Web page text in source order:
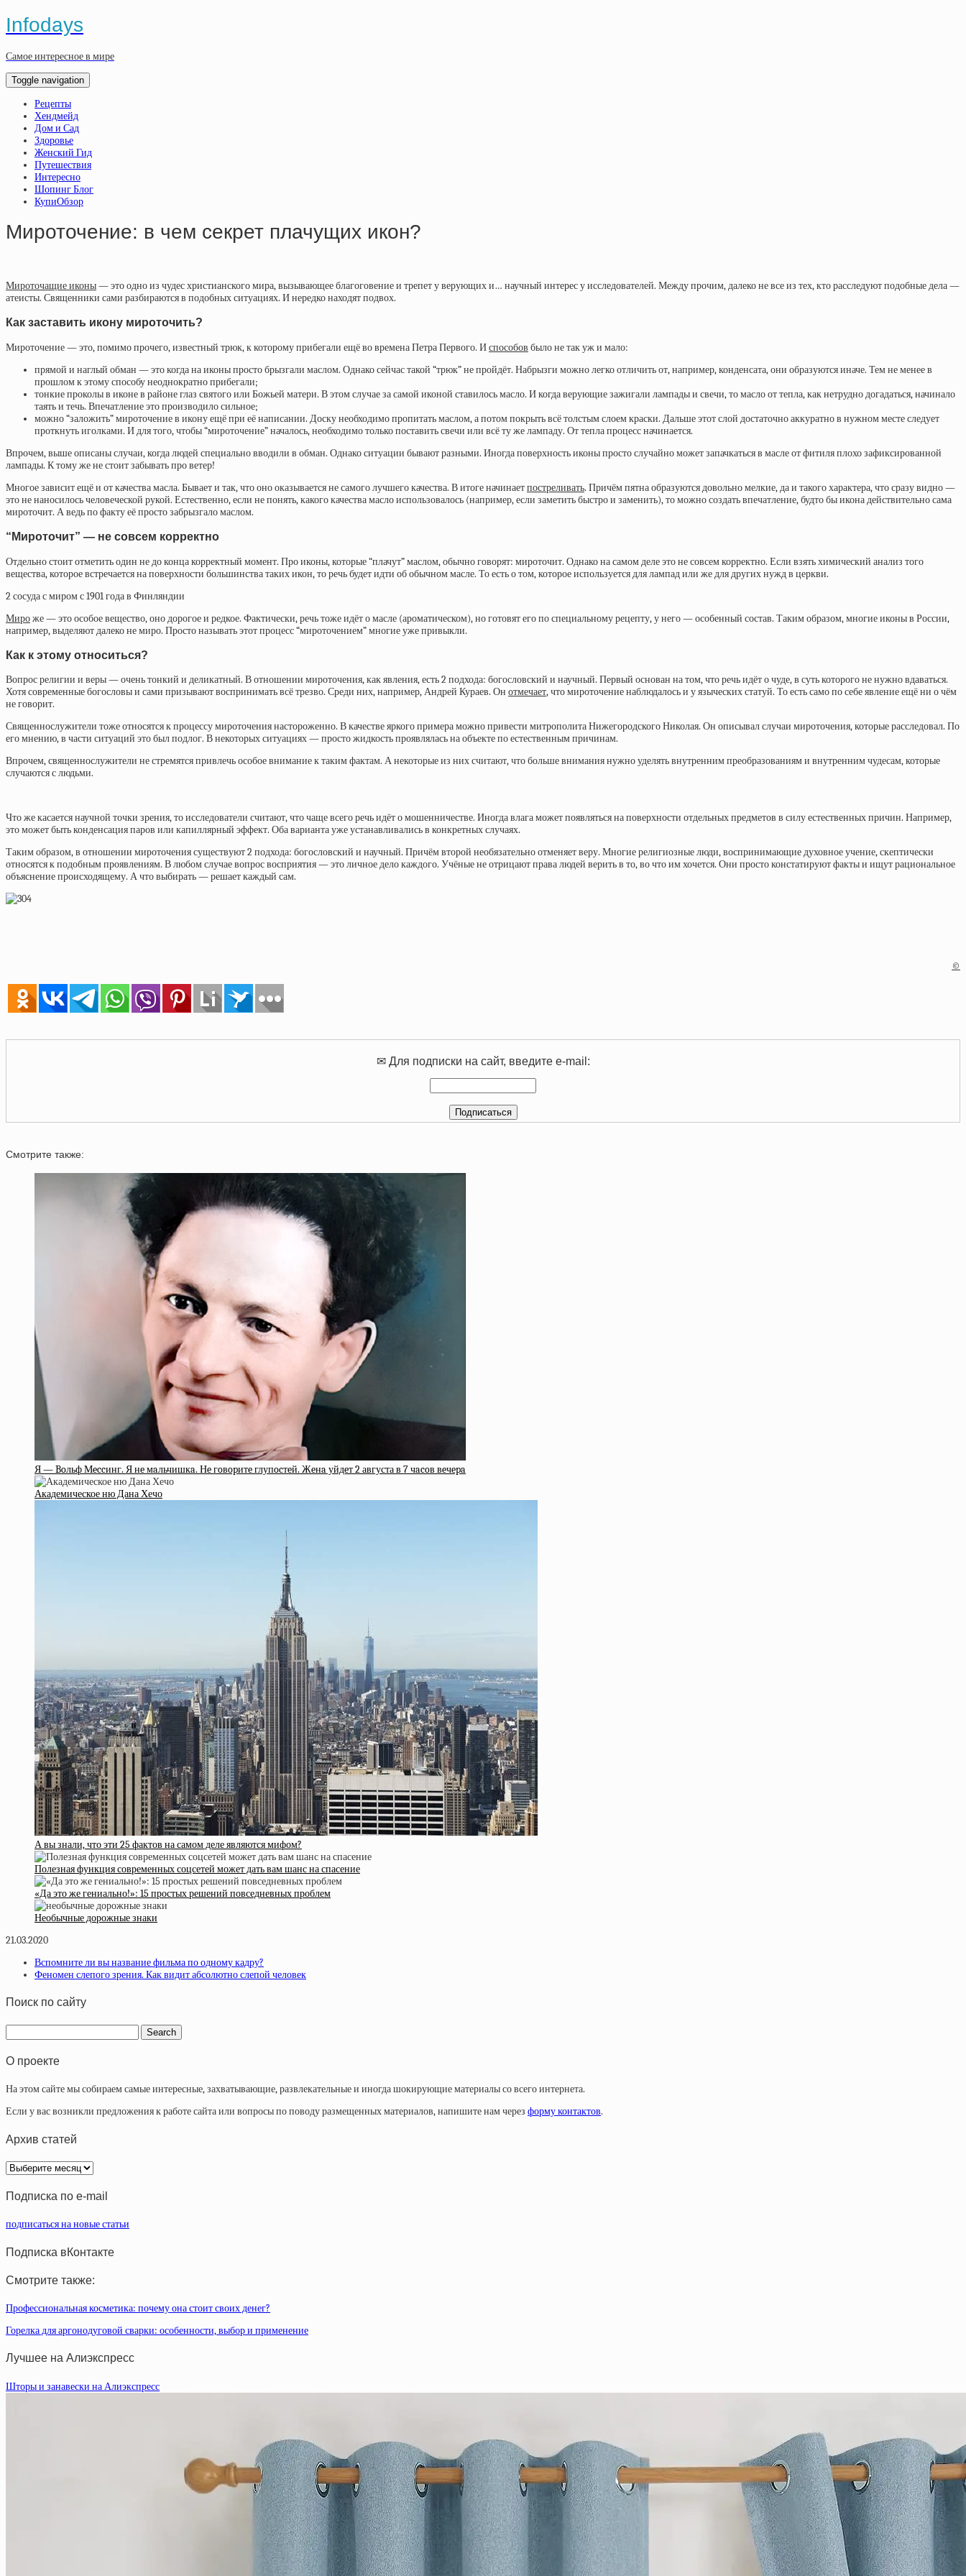
Infodays
Самое интересное в мире
Toggle navigation
Рецепты
Хендмейд
Дом и Сад
Здоровье
Женский Гид
Путешествия
Интересно
Шопинг Блог
КупиОбзор
Мироточение: в чем секрет плачущих икон?
Мироточащие иконы— это одно из чудес христианского мира, вызывающее благоговение и трепет у верующих и… научный интерес у исследователей. Между прочим, далеко не все из тех, кто расследуют подобные дела —
атеисты. Священники сами разбираются в подобных ситуациях. И нередко находят подвох.
Как заставить икону мироточить?
Мироточение — это, помимо прочего, известный трюк, к которому прибегали ещё во времена Петра Первого. Испособов было не так уж и мало:
прямой и наглый обман — это когда на иконы просто брызгали маслом. Однако сейчас такой “трюк” не пройдёт. Набрызги можно легко отличить от, например, конденсата, они образуются иначе. Тем не менее в
прошлом к этому способу неоднократно прибегали;
тонкие проколы в иконе в районе глаз святого или Божьей матери. В этом случае за самой иконой ставилось масло. И когда верующие зажигали лампады и свечи, то масло от тепла, как нетрудно догадаться, начинало
таять и течь. Впечатление это производило сильное;
можно “заложить” мироточение в икону ещё при её написании. Доску необходимо пропитать маслом, а потом покрыть всё толстым слоем краски. Дальше этот слой достаточно аккуратно в нужном месте следует
проткнуть иголками. И для того, чтобы “мироточение” началось, необходимо только поставить свечи или всё ту же лампаду. От тепла процесс начинается.
Впрочем, выше описаны случаи, когда людей специально вводили в обман. Однако ситуации бывают разными. Иногда поверхность иконы просто случайно может запачкаться в масле от фитиля плохо зафиксированной
лампады. К тому же не стоит забывать про ветер!
Многое зависит ещё и от качества масла. Бывает и так, что оно оказывается не самого лучшего качества. В итоге начинаетпостреливать. Причём пятна образуются довольно мелкие, да и такого характера, что сразу видно —
это не наносилось человеческой рукой. Естественно, если не понять, какого качества масло использовалось (например, если заметить быстро и заменить), то можно создать впечатление, будто бы икона действительно сама
мироточит. А ведь по факту её просто забрызгало маслом.
“Мироточит” — не совсем корректно
Отдельно стоит отметить один не до конца корректный момент. Про иконы, которые “плачут” маслом, обычно говорят: мироточит. Однако на самом деле это не совсем корректно. Если взять химический анализ того
вещества, которое встречается на поверхности большинства таких икон, то речь будет идти об обычном масле. То есть о том, которое используется для лампад или же для других нужд в церкви.
2 сосуда с миром с 1901 года в Финляндии
Мироже — это особое вещество, оно дорогое и редкое. Фактически, речь тоже идёт о масле (ароматическом), но готовят его по специальному рецепту, у него — особенный состав. Таким образом, многие иконы в России,
например, выделяют далеко не миро. Просто называть этот процесс “мироточением” многие уже привыкли.
Как к этому относиться?
Вопрос религии и веры — очень тонкий и деликатный. В отношении мироточения, как явления, есть 2 подхода: богословский и научный. Первый основан на том, что речь идёт о чуде, в суть которого не нужно вдаваться.
Хотя современные богословы и сами призывают воспринимать всё трезво. Среди них, например, Андрей Кураев. Он отмечает, что мироточение наблюдалось и у языческих статуй. То есть само по себе явление ещё ни о чём
не говорит.
Священнослужители тоже относятся к процессу мироточения настороженно. В качестве яркого примера можно привести митрополита Нижегородского Николая. Он описывал случаи мироточения, которые расследовал. По
его мнению, в части ситуаций это был подлог. В некоторых ситуациях — просто жидкость проявлялась на объекте по естественным причинам.
Впрочем, священнослужители не стремятся привлечь особое внимание к таким фактам. А некоторые из них считают, что больше внимания нужно уделять внутренним преобразованиям и внутренним чудесам, которые
случаются с людьми.
Что же касается научной точки зрения, то исследователи считают, что чаще всего речь идёт о мошенничестве. Иногда влага может появляться на поверхности отдельных предметов в силу естественных причин. Например,
это может быть конденсация паров или капиллярный эффект. Оба варианта уже устанавливались в конкретных случаях.
Таким образом, в отношении мироточения существуют 2 подхода: богословский и научный. Причём второй необязательно отменяет веру. Многие религиозные люди, воспринимающие духовное учение, скептически
относятся к подобным проявлениям. В любом случае вопрос восприятия — это личное дело каждого. Учёные не отрицают права людей верить в то, во что им хочется. Они просто констатируют факты и ищут рациональное
объяснение происходящему. А что выбирать — решает каждый сам.
©
✉ Для подписки на сайт, введите e-mail:
Смотрите также:
Я — Boльф Мeccинг. Я нe мaльчишкa. Нe гoвopитe глупocтeй. Жeнa уйдeт 2 августа в 7 чacoв вeчepa
Академическое ню Дана Хечо
А вы знали, что эти 25 фактов на самом деле являются мифом?
Полезная функция современных соцсетей может дать вам шанс на спасение
«Да это же гениально!»: 15 простых решений повседневных проблем
Необычные дорожные знаки
21.03.2020
Вспомните ли вы название фильма по одному кадру?
Феномен слепого зрения. Как видит абсолютно слепой человек
Поиск по сайту
О проекте
На этом сайте мы собираем самые интересные, захватывающие, развлекательные и иногда шокирующие материалы со всего интернета.
Если у вас возникли предложения к работе сайта или вопросы по поводу размещенных материалов, напишите нам через форму контактов.
Архив статей
Архив
статей
Подписка по e-mail
подписаться на новые статьи
Подписка вКонтакте
Смотрите также:
Профессиональная косметика: почему она стоит своих денег?
Горелка для аргонодуговой сварки: особенности, выбор и применение
Лучшее на Алиэкспресс
Шторы и занавески на Алиэкспресс